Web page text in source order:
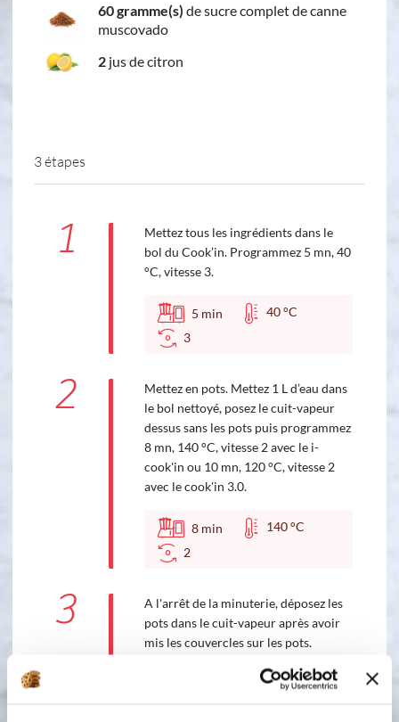
60 gramme(s) de sucre complet de canne
muscovado
2 jus de citron
3 étapes
1
Mettez tous les ingrédients dans le
bol du Cook’in. Programmez 5 mn, 40
°C, vitesse 3.
5 min
40 °C
3
2
Mettez en pots. Mettez 1 L d’eau dans
le bol nettoyé, posez le cuit-vapeur
dessus sans les pots puis programmez
8 mn, 140 °C, vitesse 2 avec le i-
cook'in ou 10 mn, 120 °C, vitesse 2
avec le cook'in 3.0.
8 min
140 °C
2
3
A l'arrêt de la minuterie, déposez les
pots dans le cuit-vapeur après avoir
mis les couvercles sur les pots.
vapeur et laissez prendre vos yaourts